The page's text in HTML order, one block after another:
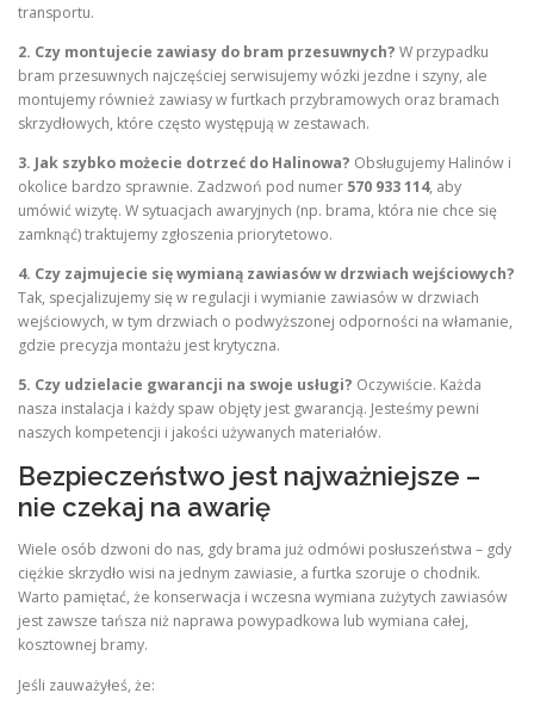
transportu.
2. Czy montujecie zawiasy do bram przesuwnych? W przypadku
bram przesuwnych najczęściej serwisujemy wózki jezdne i szyny, ale
montujemy również zawiasy w furtkach przybramowych oraz bramach
skrzydłowych, które często występują w zestawach.
3. Jak szybko możecie dotrzeć do Halinowa? Obsługujemy Halinów i
okolice bardzo sprawnie. Zadzwoń pod numer 570 933 114, aby
umówić wizytę. W sytuacjach awaryjnych (np. brama, która nie chce się
zamknąć) traktujemy zgłoszenia priorytetowo.
4. Czy zajmujecie się wymianą zawiasów w drzwiach wejściowych?
Tak, specjalizujemy się w regulacji i wymianie zawiasów w drzwiach
wejściowych, w tym drzwiach o podwyższonej odporności na włamanie,
gdzie precyzja montażu jest krytyczna.
5. Czy udzielacie gwarancji na swoje usługi? Oczywiście. Każda
nasza instalacja i każdy spaw objęty jest gwarancją. Jesteśmy pewni
naszych kompetencji i jakości używanych materiałów.
Bezpieczeństwo jest najważniejsze –
nie czekaj na awarię
Wiele osób dzwoni do nas, gdy brama już odmówi posłuszeństwa – gdy
ciężkie skrzydło wisi na jednym zawiasie, a furtka szoruje o chodnik.
Warto pamiętać, że konserwacja i wczesna wymiana zużytych zawiasów
jest zawsze tańsza niż naprawa powypadkowa lub wymiana całej,
kosztownej bramy.
Jeśli zauważyłeś, że: